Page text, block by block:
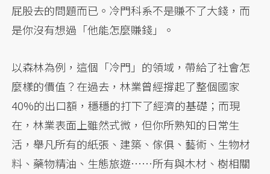
屁股去的問題而已。冷門科系不是賺不了大錢，而
是你沒有想過「他能怎麼賺錢」。
以森林為例，這個「冷門」的領域，帶給了社會怎
麼樣的價值？在過去，林業曾經撐起了整個國家
40%的出口額，穩穩的打下了經濟的基礎；而現
在，林業表面上雖然式微，但你所熟知的日常生
活，舉凡所有的紙張、建築、傢俱、藝術、生物材
料、藥物精油、生態旅遊……所有與木材、樹相關